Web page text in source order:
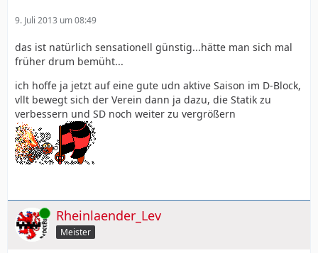
9. Juli 2013 um 08:49
das ist natürlich sensationell günstig...hätte man sich mal
früher drum bemüht...
ich hoffe ja jetzt auf eine gute udn aktive Saison im D-Block,
vllt bewegt sich der Verein dann ja dazu, die Statik zu
verbessern und SD noch weiter zu vergrößern
Online Rheinlaender_Lev
Meister